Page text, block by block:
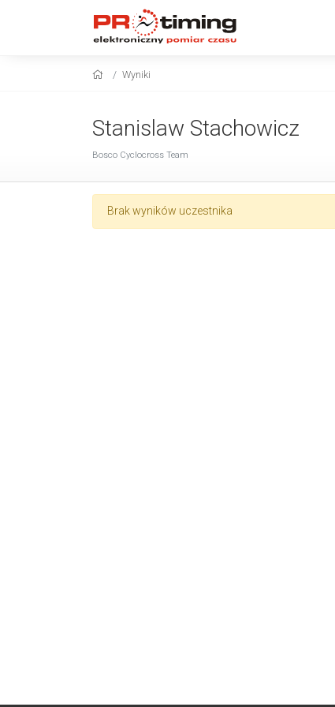
Wyniki
Stanislaw Stachowicz
Bosco Cyclocross Team
Brak wyników uczestnika